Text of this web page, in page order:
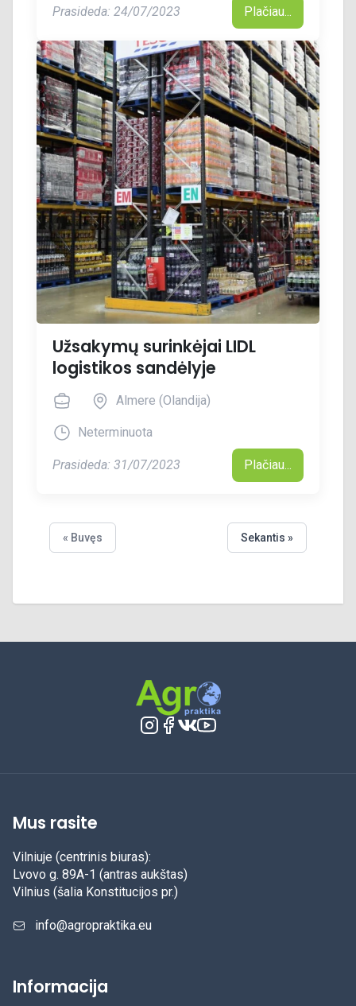
Prasideda: 24/07/2023 Plačiau...
Užsakymų surinkėjai LIDL
logistikos sandėlyje
Almere (Olandija)
Neterminuota
Prasideda: 31/07/2023 Plačiau...
« Buvęs Sekantis »
Mus rasite
Vilniuje (centrinis biuras):
Lvovo g. 89A-1 (antras aukštas)
Vilnius (šalia Konstitucijos pr.)
info@agropraktika.eu
Informacija